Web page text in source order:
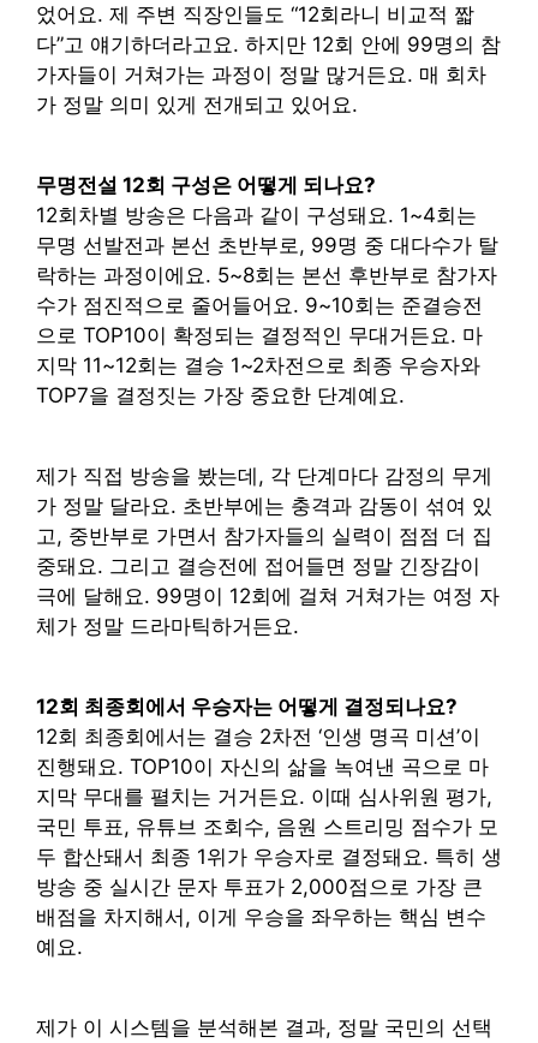
었어요. 제 주변 직장인들도 “12회라니 비교적 짧
다”고 얘기하더라고요. 하지만 12회 안에 99명의 참
가자들이 거쳐가는 과정이 정말 많거든요. 매 회차
가 정말 의미 있게 전개되고 있어요.
무명전설 12회 구성은 어떻게 되나요?
12회차별 방송은 다음과 같이 구성돼요. 1~4회는
무명 선발전과 본선 초반부로, 99명 중 대다수가 탈
락하는 과정이에요. 5~8회는 본선 후반부로 참가자
수가 점진적으로 줄어들어요. 9~10회는 준결승전
으로 TOP10이 확정되는 결정적인 무대거든요. 마
지막 11~12회는 결승 1~2차전으로 최종 우승자와
TOP7을 결정짓는 가장 중요한 단계예요.
제가 직접 방송을 봤는데, 각 단계마다 감정의 무게
가 정말 달라요. 초반부에는 충격과 감동이 섞여 있
고, 중반부로 가면서 참가자들의 실력이 점점 더 집
중돼요. 그리고 결승전에 접어들면 정말 긴장감이
극에 달해요. 99명이 12회에 걸쳐 거쳐가는 여정 자
체가 정말 드라마틱하거든요.
12회 최종회에서 우승자는 어떻게 결정되나요?
12회 최종회에서는 결승 2차전 ‘인생 명곡 미션’이
진행돼요. TOP10이 자신의 삶을 녹여낸 곡으로 마
지막 무대를 펼치는 거거든요. 이때 심사위원 평가,
국민 투표, 유튜브 조회수, 음원 스트리밍 점수가 모
두 합산돼서 최종 1위가 우승자로 결정돼요. 특히 생
방송 중 실시간 문자 투표가 2,000점으로 가장 큰
배점을 차지해서, 이게 우승을 좌우하는 핵심 변수
예요.
제가 이 시스템을 분석해본 결과, 정말 국민의 선택